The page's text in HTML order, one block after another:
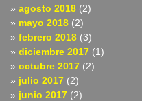
agosto 2018 (2)
mayo 2018 (2)
febrero 2018 (3)
diciembre 2017 (1)
octubre 2017 (2)
julio 2017 (2)
junio 2017 (2)